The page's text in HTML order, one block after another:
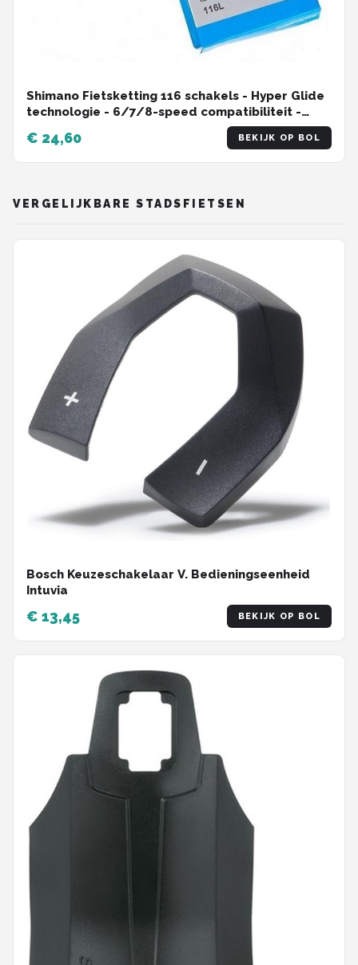
Shimano Fietsketting 116 schakels - Hyper Glide
technologie - 6/7/8-speed compatibiliteit -
€ 24,60 BEKIJK OP BOL
VERGELIJKBARE STADSFIETSEN
Bosch Keuzeschakelaar V. Bedieningseenheid
Intuvia
€ 13,45 BEKIJK OP BOL